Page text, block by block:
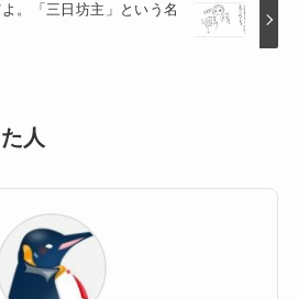
。「三日坊主」という名
人